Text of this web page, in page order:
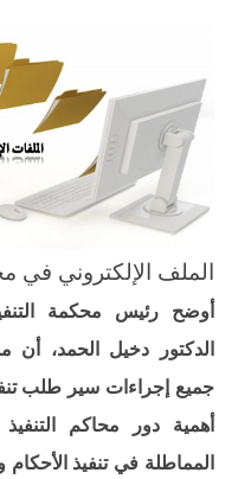
الملف الإلكتروني في
أوضح رئيس محكمة
الدكتور دخيل الحمد،
جميع إجراءات سير طلب
أهمية دور محاكم
المماطلة في تنفيذ الأحكام